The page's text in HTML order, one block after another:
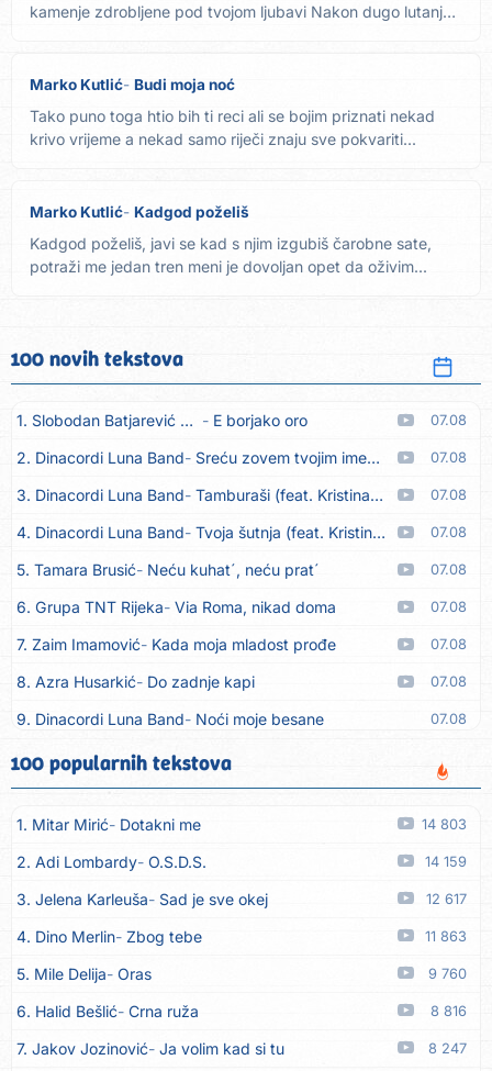
kamenje zdrobljene pod tvojom ljubavi Nakon dugo lutanja
Marko Kutlić Budi moja noć
Tako puno toga htio bih ti reci ali se bojim priznati nekad
krivo vrijeme a nekad samo riječi znaju sve pokvariti...
Marko Kutlić Kadgod poželiš
Kadgod poželiš, javi se kad s njim izgubiš čarobne sate,
potraži me jedan tren meni je dovoljan opet da oživim...
100 novih tekstova
1. Slobodan Batjarević Čobe E borjako oro 07.08
2. Dinacordi Luna Band Sreću zovem tvojim imenom (feat. Kristina Smetko) 07.08
3. Dinacordi Luna Band Tamburaši (feat. Kristina Smetko) 07.08
4. Dinacordi Luna Band Tvoja šutnja (feat. Kristina Smetko) 07.08
5. Tamara Brusić Neću kuhat´, neću prat´ 07.08
6. Grupa TNT Rijeka Via Roma, nikad doma 07.08
7. Zaim Imamović Kada moja mladost prođe 07.08
8. Azra Husarkić Do zadnje kapi 07.08
9. Dinacordi Luna Band Noći moje besane 07.08
10. Pet za 5 Pozdravi mi Stubicu
11. Dinacordi Luna Band Anđeo moj 07.08
12. Vesna Kartuš Vrati se 07.08
13. Severina Pozovi me ti (Anksiozna) 06.08
14. Fidellio Summer Time 06.08
15. Tereza Kesovija Volim te 06.08
16. Ruswaj Sada znam, to je ljubav 06.08
17. Nemanja Panić Daj mu sve što si dala meni 06.08
18. Gustafi Imala je oči pospane 06.08
100 popularnih tekstova
1. Mitar Mirić Dotakni me 14 803
2. Adi Lombardy O.S.D.S. 14 159
3. Jelena Karleuša Sad je sve okej 12 617
4. Dino Merlin Zbog tebe 11 863
5. Mile Delija Oras 9 760
6. Halid Bešlić Crna ruža 8 816
7. Jakov Jozinović Ja volim kad si tu 8 247